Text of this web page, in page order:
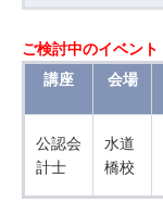
ご検討中のイベント
講座
会場
公認会
計士
水道
橋校